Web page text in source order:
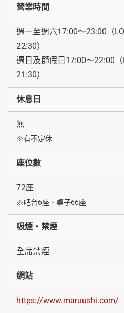
營業時間
週一至週六17:00～23:00（
22:30）
週日及節假日17:00～22:00
21:30）
休息日
無
※有不定休
座位數
72座
※吧台6座、桌子66座
吸煙・禁煙
全席禁煙
網站
https://www.maruushi.com/